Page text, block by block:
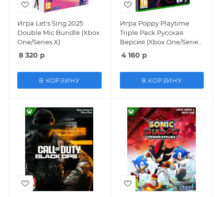
Игра Let's Sing 2025
Double Mic Bundle (Xbox
One/Series X)
8 320 р
В КОРЗИНУ
Игра Poppy Playtime
Triple Pack Русская
Версия (Xbox One/Series
X)
4 160 р
В КОРЗИНУ